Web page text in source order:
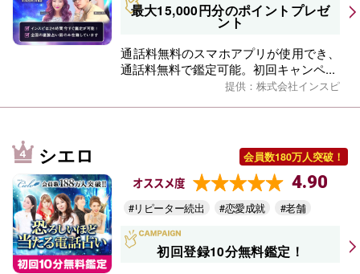
最大15,000円分のポイントプレゼ
ント
通話料無料のスマホアプリが使用でき、
通話料無料で鑑定可能。初回キャンペ...
提供：株式会社インスピ
シエロ 会員数180万人突破！
オススメ度 4.90
#リピーター続出 #恋愛成就 #老舗
初回登録10分無料鑑定！